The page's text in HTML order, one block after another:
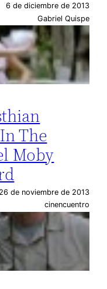
6 de diciembre de 2013
Gabriel Quispe
The
Moby
26 de noviembre de 2013
cinencuentro